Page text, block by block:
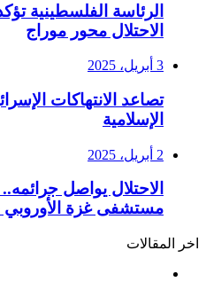
الرئاسة الفلسطينية
الاحتلال محور موراج
3 أبريل، 2025
تصاعد الانتهاكات
الإسلامية
2 أبريل، 2025
مستشفى غزة
اخر المقالات